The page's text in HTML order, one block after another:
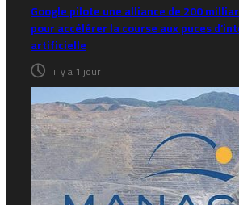
Google pilote une alliance de 200
pour accélérer la course aux puces
artificielle
il y a 1 jour